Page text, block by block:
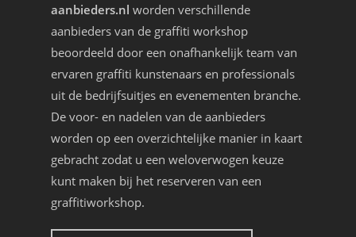
aanbieders.nl worden verschillende
aanbieders van de graffiti workshop
beoordeeld door een onafhankelijk team van
ervaren graffiti kunstenaars en professionals
uit de bedrijfsuitjes en evenementen branche.
De voor- en nadelen van de aanbieders
worden op een overzichtelijke manier in kaart
gebracht zodat u een weloverwogen keuze
kunt maken bij het reserveren van een
graffitiworkshop.